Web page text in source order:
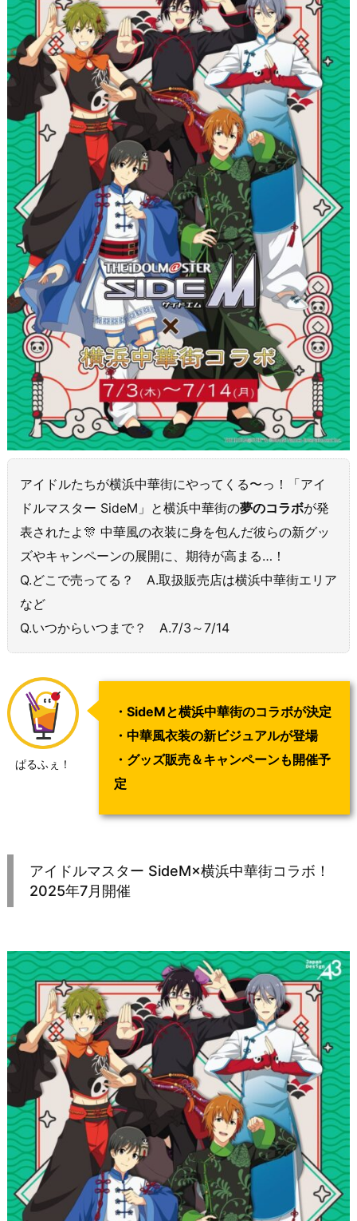
アイドルたちが横浜中華街にやってくる〜っ！「アイ
ドルマスター SideM」と横浜中華街の夢のコラボが発
表されたよ🎊 中華風の衣装に身を包んだ彼らの新グッ
ズやキャンペーンの展開に、期待が高まる…！
Q.どこで売ってる？ A.取扱販売店は横浜中華街エリア
など
Q.いつからいつまで？ A.7/3～7/14
ぱるふぇ！
・SideMと横浜中華街のコラボが決定
・中華風衣装の新ビジュアルが登場
・グッズ販売＆キャンペーンも開催予
定
アイドルマスター SideM×横浜中華街コラボ！
2025年7月開催